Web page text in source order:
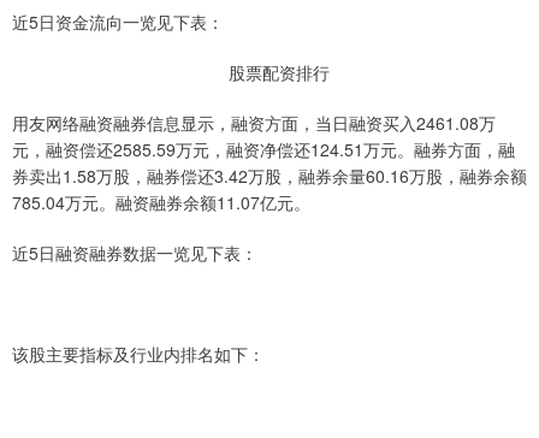
近5日资金流向一览见下表：
股票配资排行
用友网络融资融券信息显示，融资方面，当日融资买入2461.08万
元，融资偿还2585.59万元，融资净偿还124.51万元。融券方面，融
券卖出1.58万股，融券偿还3.42万股，融券余量60.16万股，融券余额
785.04万元。融资融券余额11.07亿元。
近5日融资融券数据一览见下表：
该股主要指标及行业内排名如下：